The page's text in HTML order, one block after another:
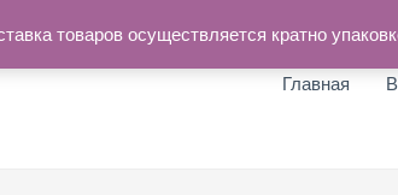
Главная
товаров осуществляется кратно